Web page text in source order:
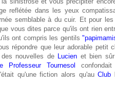
reflétée dans les yeux
semblable à du cuir. Et pour
vous dites parce qu'ils ont rien
ont compris les gentils
répondre que leur adorable petit
nouvelles de Lucien et bien
le Professeur Tournesol
qu'une fiction alors qu'auClub